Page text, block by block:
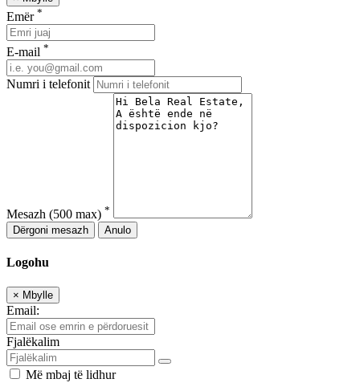
Emër *
E-mail *
Numri i telefonit
Mesazh (500 max) *
Dërgoni mesazh
Anulo
Logohu
× Mbylle
Email:
Fjalëkalim
Më mbaj të lidhur